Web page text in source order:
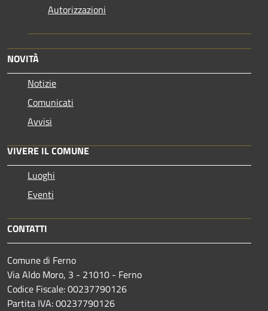
Autorizzazioni
NOVITÀ
Notizie
Comunicati
Avvisi
VIVERE IL COMUNE
Luoghi
Eventi
CONTATTI
Comune di Ferno
Via Aldo Moro, 3 - 21010 - Ferno
Codice Fiscale: 00237790126
Partita IVA: 00237790126